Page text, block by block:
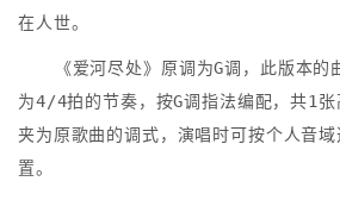
在人世。
《爱河尽处》原调为G调，此版本的
为4/4拍的节奏，按G调指法编配，共1
夹为原歌曲的调式，演唱时可按个人音
置。